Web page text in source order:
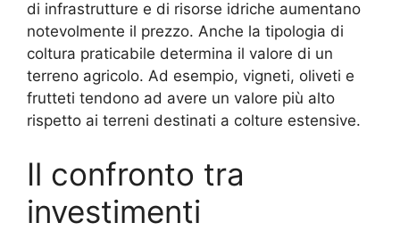
di infrastrutture e di risorse idriche aumentano
notevolmente il prezzo. Anche la tipologia di
coltura praticabile determina il valore di un
terreno agricolo. Ad esempio, vigneti, oliveti e
frutteti tendono ad avere un valore più alto
rispetto ai terreni destinati a colture estensive.
Il confronto tra
investimenti